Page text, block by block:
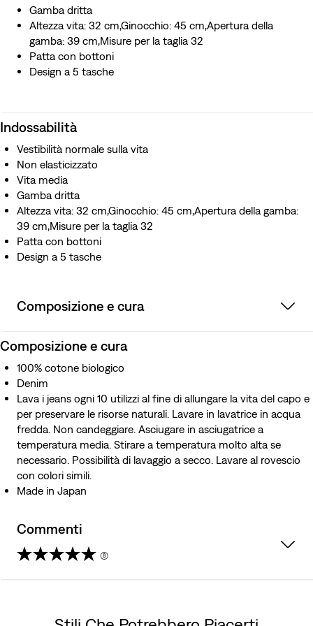
Gamba dritta
Altezza vita: 32 cm,Ginocchio: 45 cm,Apertura della
gamba: 39 cm,Misure per la taglia 32
Patta con bottoni
Design a 5 tasche
Indossabilità
Vestibilità normale sulla vita
Non elasticizzato
Vita media
Gamba dritta
Altezza vita: 32 cm,Ginocchio: 45 cm,Apertura della gamba:
39 cm,Misure per la taglia 32
Patta con bottoni
Design a 5 tasche
Composizione e cura
Composizione e cura
100% cotone biologico
Denim
Lava i jeans ogni 10 utilizzi al fine di allungare la vita del capo e
per preservare le risorse naturali. Lavare in lavatrice in acqua
fredda. Non candeggiare. Asciugare in asciugatrice a
temperatura media. Stirare a temperatura molto alta se
necessario. Possibilità di lavaggio a secco. Lavare al rovescio
con colori simili.
Made in Japan
Commenti
(8)